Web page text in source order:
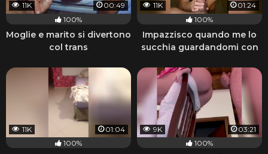
11K
00:49
100%
Moglie e marito si divertono
col trans
11K
01:24
100%
Impazzisco quando me lo
succhia guardandomi con
11K
01:04
100%
9K
03:21
100%